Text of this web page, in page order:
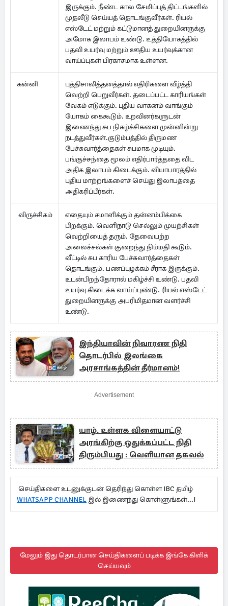
இருக்கும். நீண்ட கால சேமிப்புத் திட்டங்களில்
முதலீடு செய்யத் தொடங்குவீர்கள். ரியல்
எஸ்டேட் மற்றும் கட்டுமானத் துறையினருக்கு
அமோக இலாபம் உண்டு. உத்தியோகத்தில்
பதவி உயர்வு மற்றும் ஊதிய உயர்வுக்கான
வாய்ப்புகள் பிரகாசமாக உள்ளன.
கன்னி
புத்திசாலித்தனத்தால் எதிரிகளை வீழ்த்தி
வெற்றி பெறுவீர்கள். தடைப்பட்ட காரியங்கள்
வேகம் எடுக்கும். புதிய வாகனம் வாங்கும்
யோகம் கைகூடும். உறவினர்களுடன்
இணைந்து சுப நிகழ்ச்சிகளை முன்னின்று
நடத்துவீர்கள்.குடும்பத்தில் திருமண
பேச்சுவார்த்தைகள் சுபமாக முடியும்.
பங்குச்சந்தை மூலம் எதிர்பார்த்ததை விட
அதிக இலாபம் கிடைக்கும். வியாபாரத்தில்
புதிய மாற்றங்களைச் செய்து இலாபத்தை
அதிகரிப்பீர்கள்.
விருச்சிகம்
எதையும் சமாளிக்கும் தன்னம்பிக்கை
பிறக்கும். வெளிநாடு செல்லும் முயற்சிகள்
வெற்றியைத் தரும். தேவையற்ற
அலைச்சல்கள் குறைந்து நிம்மதி கூடும்.
வீட்டில் சுப காரிய பேச்சுவார்த்தைகள்
தொடங்கும். பணப்புழக்கம் சீராக இருக்கும்.
உடன்பிறந்தோரால் மகிழ்ச்சி உண்டு. பதவி
உயர்வு கிடைக்க வாய்ப்புண்டு. ரியல் எஸ்டேட்
துறையினருக்கு அபரிமிதமான வளர்ச்சி
உண்டு.
இந்தியாவின் நிவாரண நிதி
தொடர்பில் இலங்கை
அரசாங்கத்தின் தீர்மானம்!
Advertisement
யாழ். உள்ளக விளையாட்டு
அரங்கிற்கு ஒதுக்கப்பட்ட நிதி
திரும்பியது : வெளியான தகவல்
செய்திகளை உடனுக்குடன் தெரிந்து கொள்ள IBC தமிழ்
WHATSAPP CHANNEL இல் இணைந்து கொள்ளுங்கள்...!
மேலும் இது தொடர்பான செய்திகளைப் படிக்க இங்கே கிளிக்
செய்யவும்